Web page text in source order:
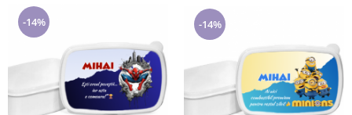
-14% -14%